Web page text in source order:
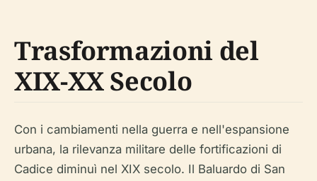
Trasformazioni del
XIX-XX Secolo
Con i cambiamenti nella guerra e nell'espansione
urbana, la rilevanza militare delle fortificazioni di
Cadice diminuì nel XIX secolo. Il Baluardo di San